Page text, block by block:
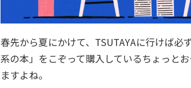
春先から夏にかけて、TSUTAYAに行けば必
系の本」をこぞって購入しているちょっと
ますよね。